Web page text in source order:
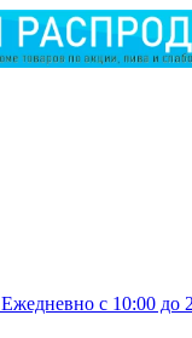
Ежедневно с 10:00 до